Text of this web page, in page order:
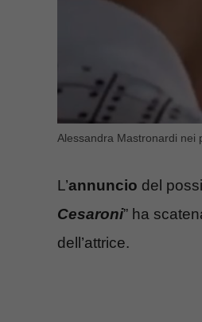
Alessandra Mastronardi nei
L’annuncio del
Cesaroni” ha
dell’attrice.